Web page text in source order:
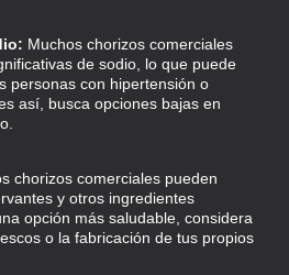
Muchos chorizos comerciales
de sodio, lo que puede
personas con hipertensión o
así, busca opciones bajas en
chorizos comerciales pueden
y otros ingredientes
opción más saludable, considera
o la fabricación de tus propios